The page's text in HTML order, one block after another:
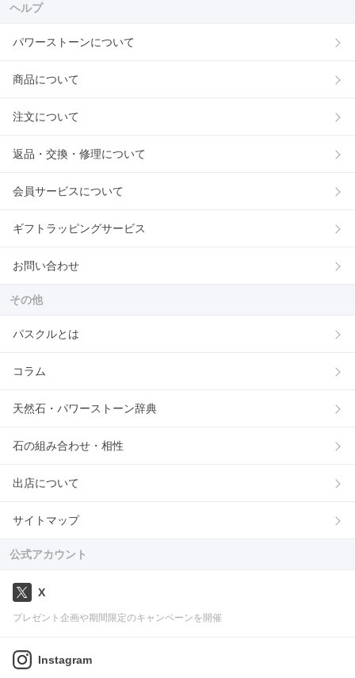
ヘルプ
パワーストーンについて
商品について
注文について
返品・交換・修理について
会員サービスについて
ギフトラッピングサービス
お問い合わせ
その他
パスクルとは
コラム
天然石・パワーストーン辞典
石の組み合わせ・相性
出店について
サイトマップ
公式アカウント
X
プレゼント企画や期間限定のキャンペーンを開催
Instagram